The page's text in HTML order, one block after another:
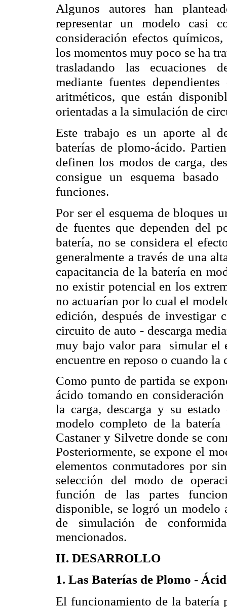
Algunos autores han
representar un modelo casi
consideración efectos
los momentos muy poco se ha
trasladando las ecuaciones
mediante fuentes
aritméticos, que están
orientadas a la simulación de
Este trabajo es un aporte al
baterías de plomo-ácido.
definen los modos de carga,
consigue un esquema
funciones.
Por ser el esquema de bloques
de fuentes que dependen del
batería, no se considera el
generalmente a través de una
capacitancia de la batería en
no existir potencial en los
no actuarían por lo cual el
edición, después de investigar
circuito de auto - descarga
muy bajo valor para simular el
encuentre en reposo o cuando la
Como punto de partida se
ácido tomando en
la carga, descarga y su
modelo completo de la batería
Castaner y Silvetre donde se
Posteriormente, se expone el
elementos conmutadores por
selección del modo de
función de las partes
disponible, se logró un modelo
de simulación de
mencionados.
II. DESARROLLO
1. Las Baterías de Plomo -
El funcionamiento de la batería